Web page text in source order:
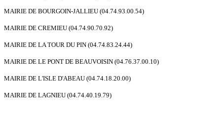
MAIRIE DE BOURGOIN-JALLIEU (04.74.93.00.54)
MAIRIE DE CREMIEU (04.74.90.70.92)
MAIRIE DE LA TOUR DU PIN (04.74.83.24.44)
MAIRIE DE LE PONT DE BEAUVOISIN (04.76.37.00.10)
MAIRIE DE L'ISLE D'ABEAU (04.74.18.20.00)
MAIRIE DE LAGNIEU (04.74.40.19.79)